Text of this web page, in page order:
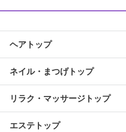
ヘアトップ
ネイル・まつげトップ
リラク・マッサージトップ
エステトップ